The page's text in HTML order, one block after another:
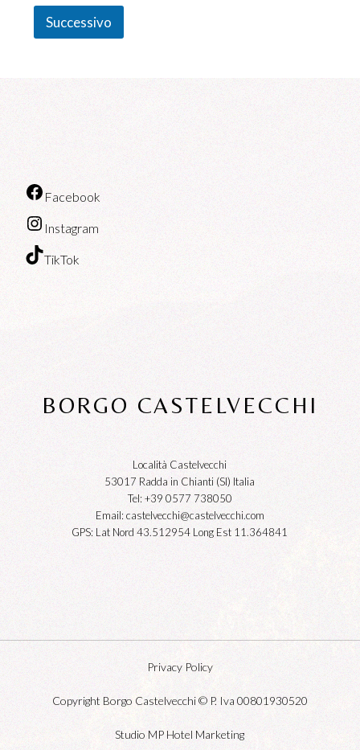
r
Successivo
Facebook
Instagram
TikTok
BORGO CASTELVECCHI
Località Castelvecchi
53017 Radda in Chianti (SI) Italia
Tel: +39 0577 738050
Email:castelvecchi@castelvecchi.com
GPS: Lat Nord 43.512954 Long Est 11.364841
Privacy Policy
Copyright Borgo Castelvecchi © P. Iva 00801930520
Studio MP Hotel Marketing